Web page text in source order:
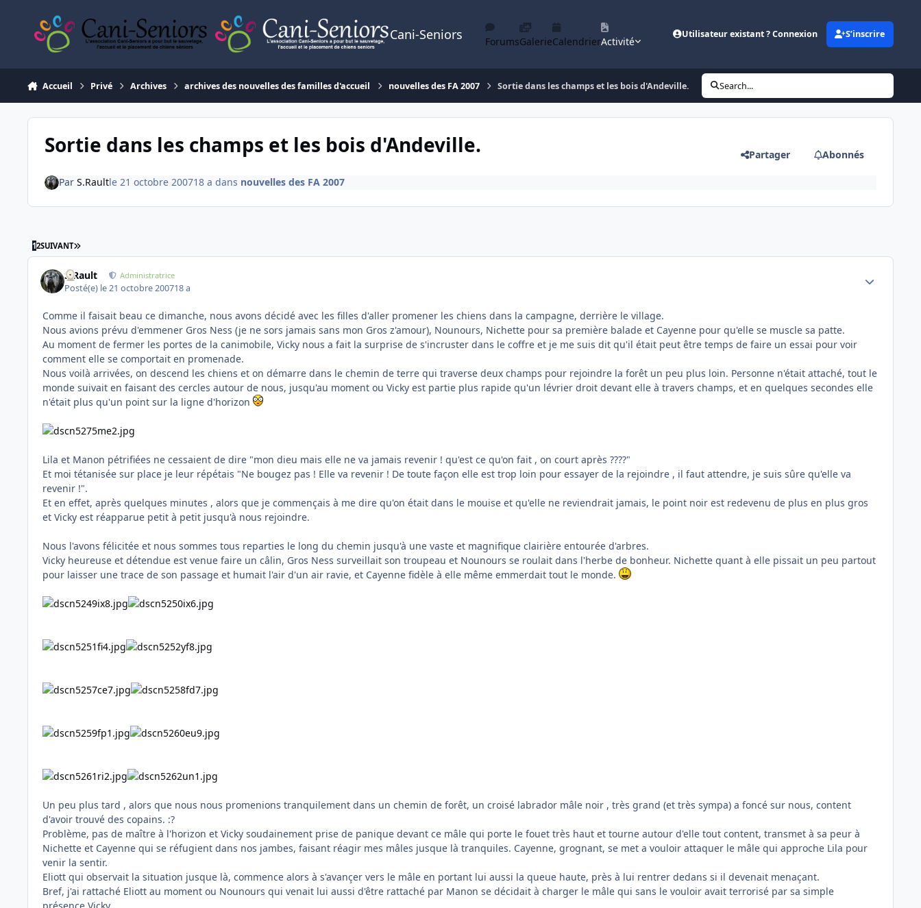
Cani-Seniors ForumsGalerieCalendrierActivité
Utilisateur existant ? Connexion S’inscrire
Accueil Privé Archives archives des nouvelles des familles d'accueil nouvelles des FA 2007 Sortie dans les champs et les bois d'Andeville. Search...
Sortie dans les champs et les bois d'Andeville. Partager Abonnés
Par S.Raultle 21 octobre 200718 a dans nouvelles des FA 2007
12SUIVANT DERNIÈRE PAGE
S.Rault Administratrice
Posté(e) le 21 octobre 200718 a
Comme il faisait beau ce dimanche, nous avons décidé avec les filles d'aller promener les chiens dans la campagne, derrière le village.
Nous avions prévu d'emmener Gros Ness (je ne sors jamais sans mon Gros z'amour), Nounours, Nichette pour sa première balade et Cayenne pour qu'elle se muscle sa patte.
Au moment de fermer les portes de la canimobile, Vicky nous a fait la surprise de s'incruster dans le coffre et je me suis dit qu'il était peut être temps de faire un essai pour voir
comment elle se comportait en promenade.
Nous voilà arrivées, on descend les chiens et on démarre dans le chemin de terre qui traverse deux champs pour rejoindre la forêt un peu plus loin. Personne n'était attaché, tout le
monde suivait en faisant des cercles autour de nous, jusqu'au moment ou Vicky est partie plus rapide qu'un lévrier droit devant elle à travers champs, et en quelques secondes elle
n'était plus qu'un point sur la ligne d'horizon
Lila et Manon pétrifiées ne cessaient de dire "mon dieu mais elle ne va jamais revenir ! qu'est ce qu'on fait , on court après ????"
Et moi tétanisée sur place je leur répétais "Ne bougez pas ! Elle va revenir ! De toute façon elle est trop loin pour essayer de la rejoindre , il faut attendre, je suis sûre qu'elle va
revenir !".
Et en effet, après quelques minutes , alors que je commençais à me dire qu'on était dans le mouise et qu'elle ne reviendrait jamais, le point noir est redevenu de plus en plus gros
et Vicky est réapparue petit à petit jusqu'à nous rejoindre.
Nous l'avons félicitée et nous sommes tous reparties le long du chemin jusqu'à une vaste et magnifique clairière entourée d'arbres.
Vicky heureuse et détendue est venue faire un câlin, Gros Ness surveillait son troupeau et Nounours se roulait dans l'herbe de bonheur. Nichette quant à elle pissait un peu partout
pour laisser une trace de son passage et humait l'air d'un air ravie, et Cayenne fidèle à elle même emmerdait tout le monde.
Un peu plus tard , alors que nous nous promenions tranquilement dans un chemin de forêt, un croisé labrador mâle noir , très grand (et très sympa) a foncé sur nous, content
d'avoir trouvé des copains. :?
Problème, pas de maître à l'horizon et Vicky soudainement prise de panique devant ce mâle qui porte le fouet très haut et tourne autour d'elle tout content, transmet à sa peur à
Nichette et Cayenne qui se réfugient dans nos jambes, faisant réagir mes mâles jusque là tranquiles. Cayenne, grognant, se met a vouloir attaquer le mâle qui approche Lila pour
venir la sentir.
Eliott qui observait la situation jusque là, commence alors à s'avançer vers le mâle en portant lui aussi la queue haute, près à lui rentrer dedans si il devenait menaçant.
Bref, j'ai rattaché Eliott au moment ou Nounours qui venait lui aussi d'être rattaché par Manon se décidait à charger le mâle qui sans le vouloir avait terrorisé par sa simple
présence Vicky.